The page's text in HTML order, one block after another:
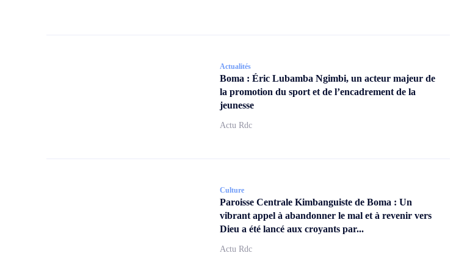
Actualités
Boma : Éric Lubamba Ngimbi, un acteur majeur de
la promotion du sport et de l’encadrement de la
jeunesse
Actu Rdc
Culture
Paroisse Centrale Kimbanguiste de Boma : Un
vibrant appel à abandonner le mal et à revenir vers
Dieu a été lancé aux croyants par...
Actu Rdc